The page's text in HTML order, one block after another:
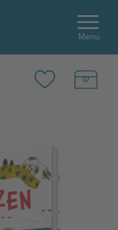
Menu